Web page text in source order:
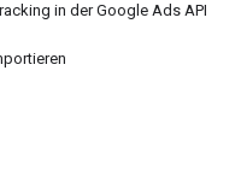
in der Google Ads API